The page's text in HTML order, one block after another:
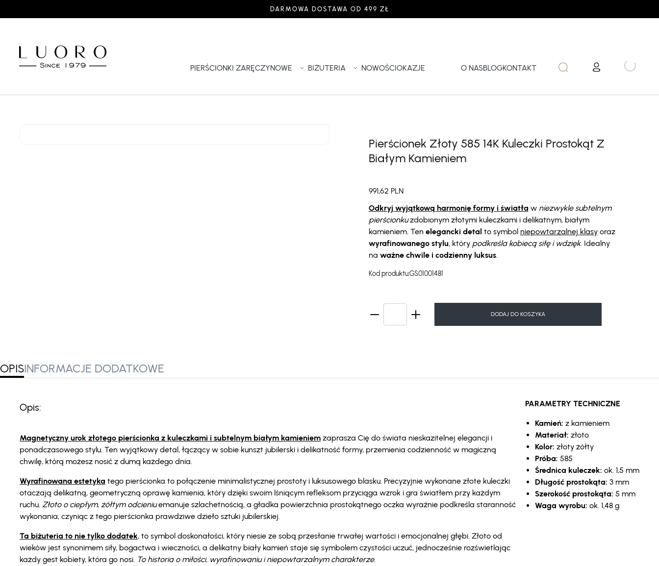
DARMOWA DOSTAWA OD 499 ZŁ
PIERŚCIONKI ZARĘCZYNOWE BIŻUTERIA NOWOŚCIOKAZJE O NASBLOGKONTAKT
Pierścionek Złoty 585 14K Kuleczki Prostokąt Z
Białym Kamieniem
991,62 PLN
Odkryj wyjątkową harmonię formy i światła w niezwykle subtelnym
pierścionkuzdobionym złotymi kuleczkami i delikatnym, białym
kamieniem. Ten elegancki detal to symbol niepowtarzalnej klasyoraz
wyrafinowanego stylu, który podkreśla kobiecą siłę i wdzięk. Idealny
na ważne chwile i codzienny luksus.
Kod produktu:GS01001481
DODAJ DO KOSZYKA
OPISINFORMACJE DODATKOWE
Opis:
Magnetyczny urok złotego pierścionka z kuleczkami i subtelnym białym kamieniemzaprasza Cię do świata nieskazitelnej elegancji i
ponadczasowego stylu. Ten wyjątkowy detal, łączący w sobie kunszt jubilerski i delikatność formy, przemienia codzienność w magiczną
chwilę, którą możesz nosić z dumą każdego dnia.
Wyrafinowana estetyka tego pierścionka to połączenie minimalistycznej prostoty i luksusowego blasku. Precyzyjnie wykonane złote kuleczki
otaczają delikatną, geometryczną oprawę kamienia, który dzięki swoim lśniącym refleksom przyciąga wzrok i gra światłem przy każdym
ruchu. Złoto o ciepłym, żółtym odcieniuemanuje szlachetnością, a gładka powierzchnia prostokątnego oczka wyraźnie podkreśla staranność
wykonania, czyniąc z tego pierścionka prawdziwe dzieło sztuki jubilerskiej.
Ta biżuteria to nie tylko dodatek, to symbol doskonałości, który niesie ze sobą przesłanie trwałej wartości i emocjonalnej głębi. Złoto od
wieków jest synonimem siły, bogactwa i wieczności, a delikatny biały kamień staje się symbolem czystości uczuć, jednocześnie rozświetlając
każdy gest kobiety, która go nosi. To historia o miłości, wyrafinowaniu i niepowtarzalnym charakterze.
PARAMETRY TECHNICZNE
Kamień: z kamieniem
Materiał: złoto
Kolor: złoty żółty
Próba: 585
Średnica kuleczek: ok. 1,5 mm
Długość prostokąta: 3 mm
Szerokość prostokąta: 5 mm
Waga wyrobu: ok. 1,48 g